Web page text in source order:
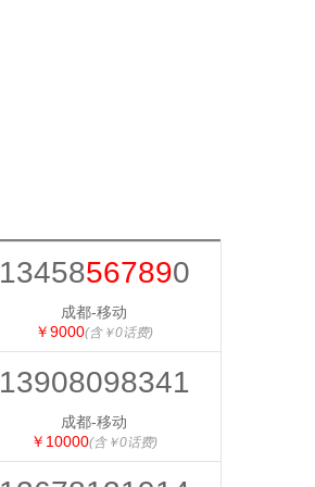
13458567890
成都-移动
￥9000(含￥0话费)
13908098341
成都-移动
￥10000(含￥0话费)